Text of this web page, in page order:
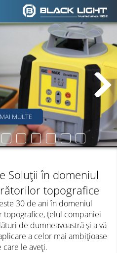
MAI MULTE
Soluții în domeniul
topografice
30 de ani în domeniul
topografice, țelul companiei
de dumneavoastră și a vă
a celor mai ambițioase
le aveți.